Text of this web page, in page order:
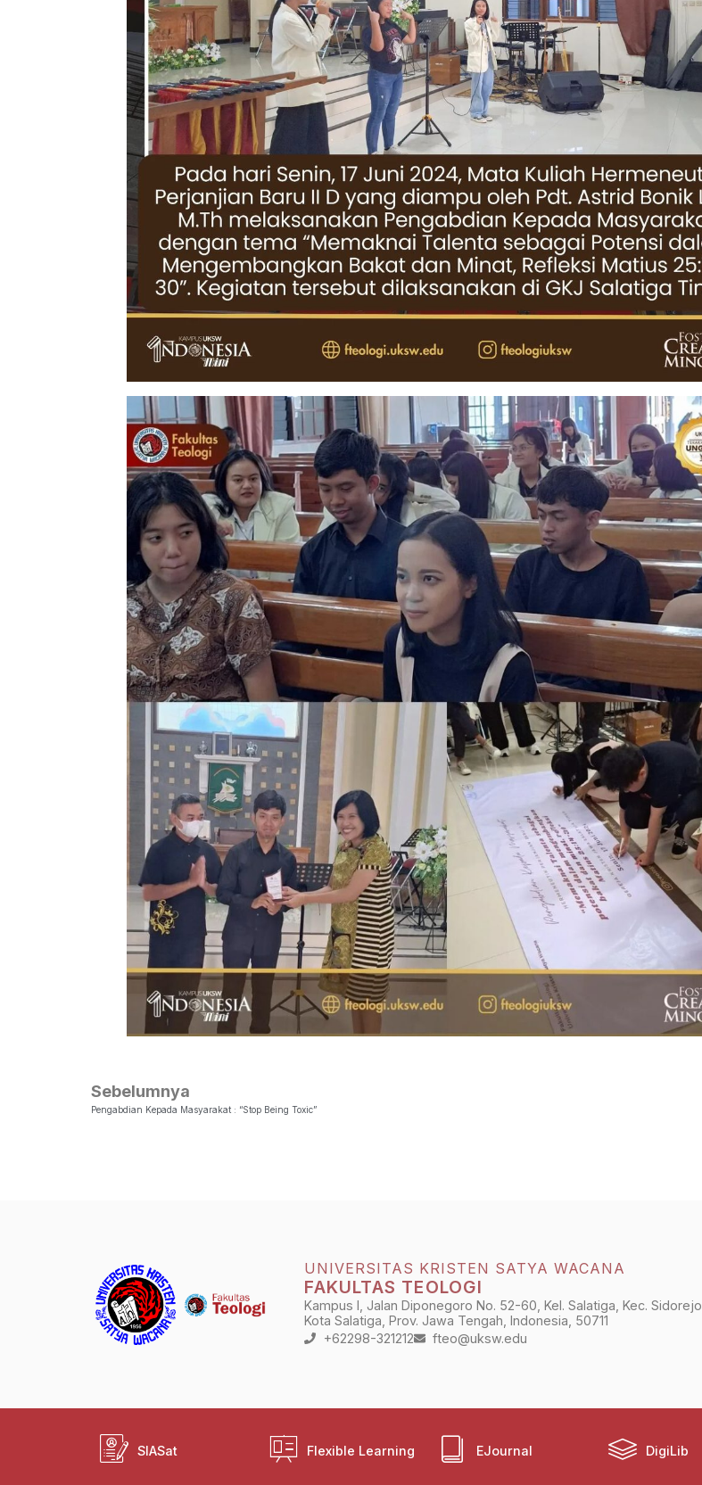
Sebelumnya
Pengabdian Kepada Masyarakat : “Stop Being Toxic”
UNIVERSITAS KRISTEN SATYA WACANA
FAKULTAS TEOLOGI
Kampus I, Jalan Diponegoro No. 52-60, Kel. Salatiga, Kec. Sidorejo,
Kota Salatiga, Prov. Jawa Tengah, Indonesia, 50711
+62298-321212
fteo@uksw.edu
SIASat Flexible Learning EJournal DigiLib